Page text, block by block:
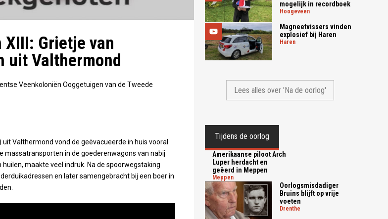
Grietje van
uit Valthermond
Veenkoloniën Ooggetuigen van de Tweede
Valthermond vond de geëvacueerde in huis vooral
massatransporten in de goederenwagons van nabij
maakte veel indruk. Na de spoorwegstaking
en later samengebracht bij een boer in
mogelijk in recordboek
hoogeveen
Magneetvissers vinden
explosief bij Haren
haren
Lees alles over 'Na de oorlog'
Tijdens de oorlog
Amerikaanse piloot Arch
Luper herdacht en
geëerd in Meppen
meppen
Oorlogsmisdadiger
Bruins blijft op vrije
voeten
drenthe